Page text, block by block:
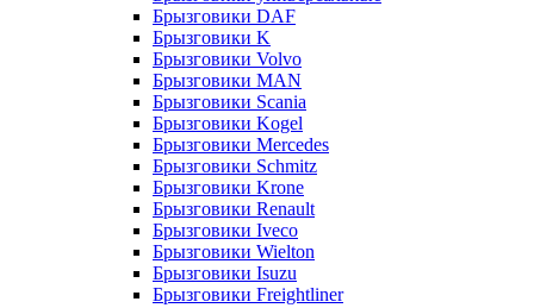
Брызговики DAF
Брызговики K
Брызговики Volvo
Брызговики MAN
Брызговики Scania
Брызговики Kogel
Брызговики Mercedes
Брызговики Schmitz
Брызговики Krone
Брызговики Renault
Брызговики Iveco
Брызговики Wielton
Брызговики Isuzu
Брызговики Freightliner